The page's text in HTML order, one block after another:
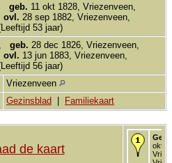
geb. 11 okt 1828, Vriezenveen,
ovl. 28 sep 1882, Vriezenveen,
53 jaar)
geb. 28 dec 1826, Vriezenveen,
ovl. 13 jun 1883, Vriezenveen,
56 jaar)
Vriezenveen
Gezinsblad Familiekaart
de kaart
okt